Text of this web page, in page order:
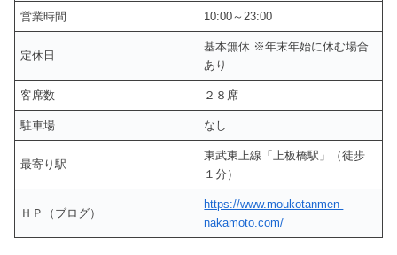
営業時間 10:00～23:00
定休日
基本無休 ※年末年始に休む場合
あり
客席数 ２８席
駐車場 なし
最寄り駅
東武東上線「上板橋駅」（徒歩
１分）
ＨＰ（ブログ）
https://www.moukotanmen-
nakamoto.com/